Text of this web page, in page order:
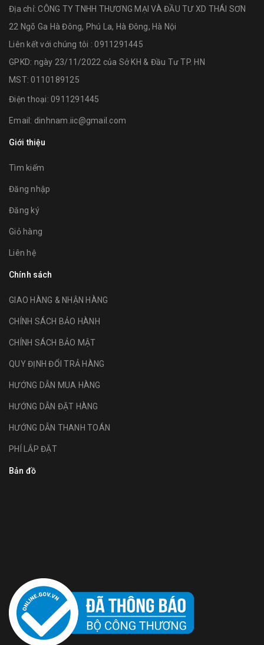
Địa chỉ:CÔNG TY TNHH THƯƠNG MẠI VÀ ĐẦU TƯ XD THÁI SƠN
22 Ngõ Ga Hà Đông, Phú La, Hà Đông, Hà Nội
Liên kết với chúng tôi : 0911291445
GPKD: ngày 23/11/2022 của Sở KH & Đầu Tư TP. HN
MST: 0110189125
Điện thoại: 0911291445
Email: dinhnam.iic@gmail.com
Giới thiệu
Tìm kiếm
Đăng nhập
Đăng ký
Giỏ hàng
Liên hệ
Chính sách
GIAO HÀNG & NHẬN HÀNG
CHÍNH SÁCH BẢO HÀNH
CHÍNH SÁCH BẢO MẬT
QUY ĐỊNH ĐỔI TRẢ HÀNG
HƯỚNG DẪN MUA HÀNG
HƯỚNG DẪN ĐẶT HÀNG
HƯỚNG DẪN THANH TOÁN
PHÍ LẮP ĐẶT
Bản đồ